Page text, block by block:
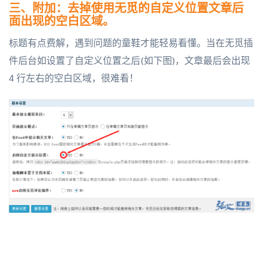
三、附加：去掉使用无觅的自定义位置文章后
面出现的空白区域。
标题有点费解，遇到问题的童鞋才能轻易看懂。当在无觅插
件后台如设置了自定义位置之后(如下图)，文章最后会出现
4 行左右的空白区域，很难看！